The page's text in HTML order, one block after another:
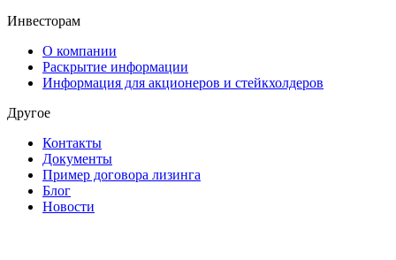
Инвесторам
О компании
Раскрытие информации
Информация для акционеров и стейкхолдеров
Другое
Контакты
Документы
Пример договора лизинга
Блог
Новости